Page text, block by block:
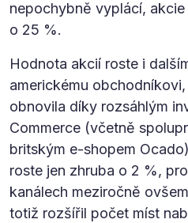
nepochybně vyplácí,
o 25 %.
Hodnota akcií roste i
americkému
obnovila díky rozsáhlým
Commerce (včetně
britským e-shopem
roste jen zhruba o 2 %,
kanálech meziročně
totiž rozšířil počet míst